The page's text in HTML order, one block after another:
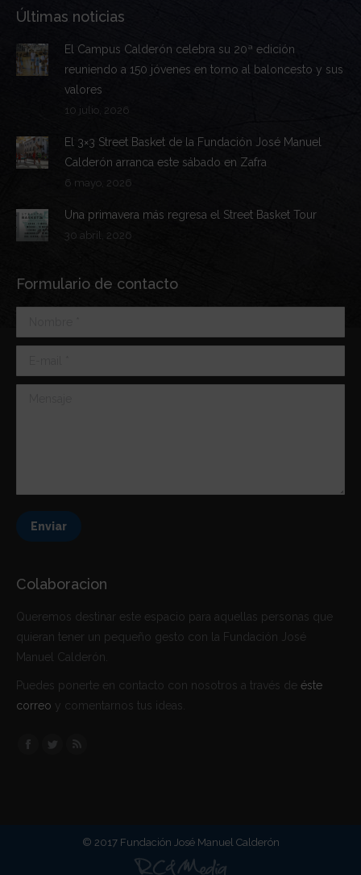
Últimas noticias
El Campus Calderón celebra su 20ª edición
reuniendo a 150 jóvenes en torno al baloncesto y sus
valores
10 julio, 2026
El 3×3 Street Basket de la Fundación José Manuel
Calderón arranca este sábado en Zafra
6 mayo, 2026
Una primavera más regresa el Street Basket Tour
30 abril, 2026
Formulario de contacto
Enviar
Colaboracion
Queremos destinar este espacio para aquellas personas que
quieran tener un pequeño gesto con la Fundación José
Manuel Calderón.
Puedes ponerte en contacto con nosotros a través de éste
correo y comentarnos tus ideas.
Encuéntranos en:
© 2017 Fundación José Manuel Calderón